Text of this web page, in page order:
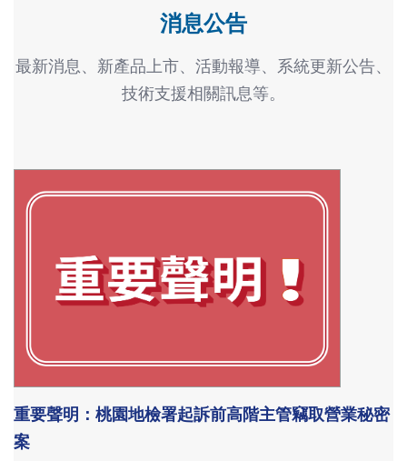
消息公告
最新消息、新產品上市、活動報導、系統更新公告、
技術支援相關訊息等。
重要聲明：桃園地檢署起訴前高階主管竊取營業秘密
案